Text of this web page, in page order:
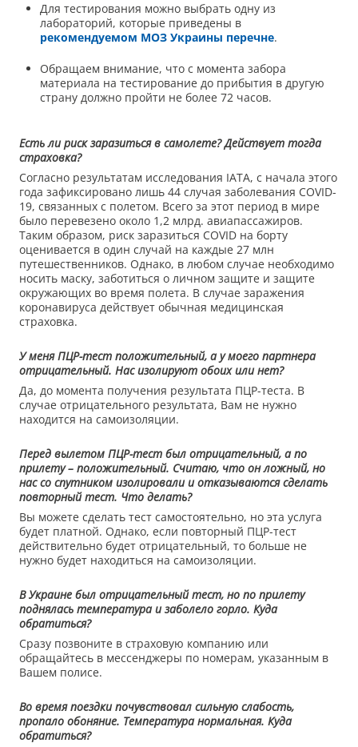
Для тестирования можно выбрать одну из
лабораторий, которые приведены в
рекомендуемом МОЗ Украины перечне.
Обращаем внимание, что с момента забора
материала на тестирование до прибытия в другую
страну должно пройти не более 72 часов.
Есть ли риск заразиться в самолете? Действует тогда
страховка?
Согласно результатам исследования IATA, с начала этого
года зафиксировано лишь 44 случая заболевания COVID-
19, связанных с полетом. Всего за этот период в мире
было перевезено около 1,2 млрд. авиапассажиров.
Таким образом, риск заразиться COVID на борту
оценивается в один случай на каждые 27 млн
путешественников. Однако, в любом случае необходимо
носить маску, заботиться о личном защите и защите
окружающих во время полета. В случае заражения
коронавируса действует обычная медицинская
страховка.
У меня ПЦР-тест положительный, а у моего партнера
отрицательный. Нас изолируют обоих или нет?
Да, до момента получения результата ПЦР-теста. В
случае отрицательного результата, Вам не нужно
находится на самоизоляции.
Перед вылетом ПЦР-тест был отрицательный, а по
прилету – положительный. Считаю, что он ложный, но
нас со спутником изолировали и отказываются сделать
повторный тест. Что делать?
Вы можете сделать тест самостоятельно, но эта услуга
будет платной. Однако, если повторный ПЦР-тест
действительно будет отрицательный, то больше не
нужно будет находиться на самоизоляции.
В Украине был отрицательный тест, но по прилету
поднялась температура и заболело горло. Куда
обратиться?
Сразу позвоните в страховую компанию или
обращайтесь в мессенджеры по номерам, указанным в
Вашем полисе.
Во время поездки почувствовал сильную слабость,
пропало обоняние. Температура нормальная. Куда
обратиться?